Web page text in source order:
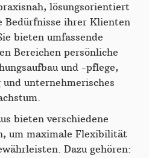
lösungsorientiert
Bedürfnisse ihrer Klienten
bieten umfassende
Bereichen persönliche
und -pflege,
unternehmerisches
bieten verschiedene
um maximale Flexibilität
Dazu gehören: